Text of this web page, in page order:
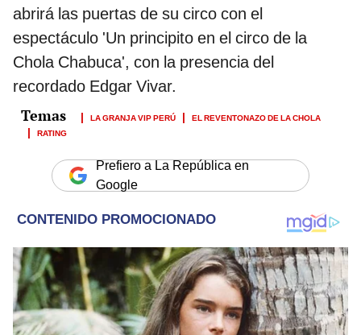
abrirá las puertas de su circo con el
espectáculo 'Un principito en el circo de la
Chola Chabuca', con la presencia del
recordado Edgar Vivar.
LA GRANJA VIP PERÚ
EL REVENTONAZO DE LA CHOLA
RATING
Prefiero a La República en
Google